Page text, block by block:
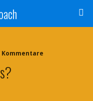
Kommentare